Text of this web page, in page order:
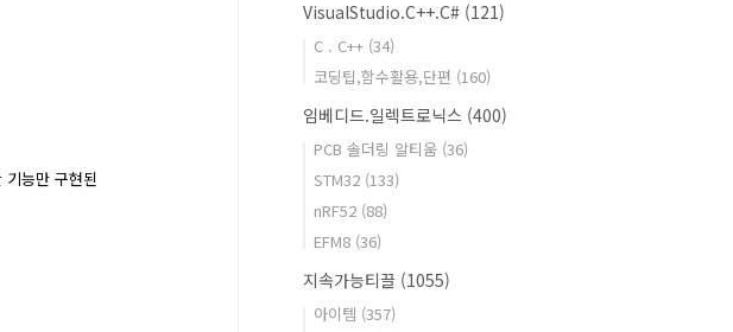
능만 구현된
VisualStudio.C++.C# (121)
C . C++ (34)
코딩팁,함수활용,단편 (160)
임베디드.일렉트로닉스 (400)
PCB 솔더링 알티움 (36)
STM32 (133)
nRF52 (88)
EFM8 (36)
지속가능티끌 (1055)
아이템 (357)